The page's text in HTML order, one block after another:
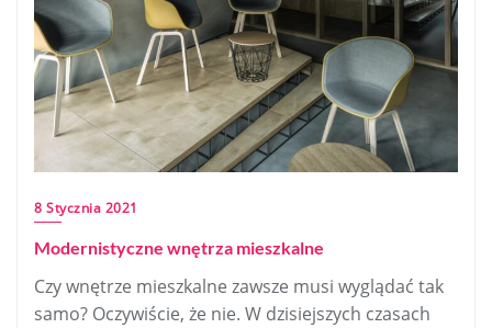
8 Stycznia 2021
Modernistyczne wnętrza mieszkalne
Czy wnętrze mieszkalne zawsze musi wyglądać tak
samo? Oczywiście, że nie. W dzisiejszych czasach